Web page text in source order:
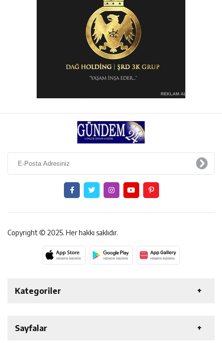
Copyright © 2025. Her hakkı saklıdır.
Kategoriler
EKONOMİ
Sayfalar